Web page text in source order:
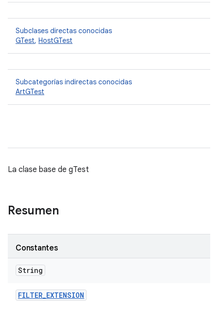
Subclases directas conocidas
GTest, HostGTest
Subcategorías indirectas conocidas
ArtGTest
La clase base de gTest
Resumen
Constantes
String
FILTER_EXTENSION